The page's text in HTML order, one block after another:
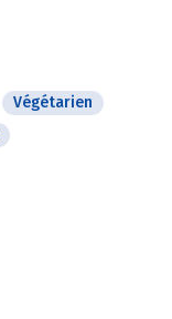
Végétarien